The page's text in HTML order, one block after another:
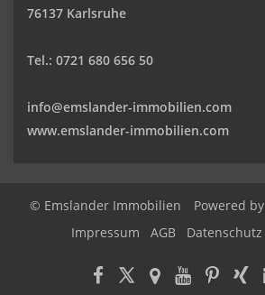
76137 Karlsruhe
Tel.: 0721 680 656 50
info@emslander-immobilien.com
www.emslander-immobilien.com
© Emslander Immobilien Powered by
Impressum
AGB Datenschutz